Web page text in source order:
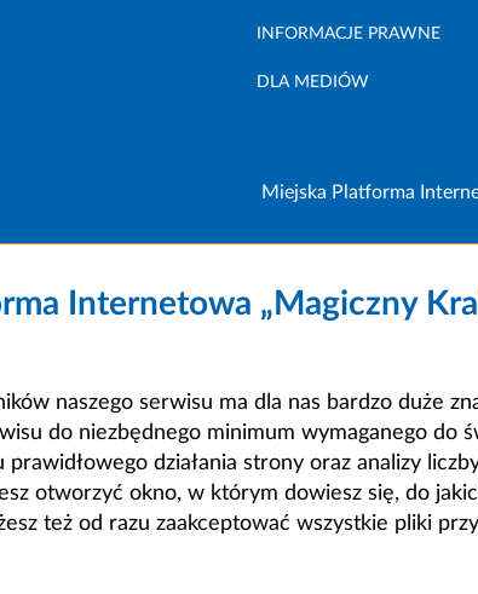
INFORMACJE PRAWNE
DLA MEDIÓW
Miejska Platforma
Internetowa „Magiczny
naszego serwisu ma dla nas bardzo duże
do niezbędnego minimum wymaganego do
działania strony oraz analizy
otworzyć okno, w którym dowiesz się, do
też od razu zaakceptować wszystkie pliki